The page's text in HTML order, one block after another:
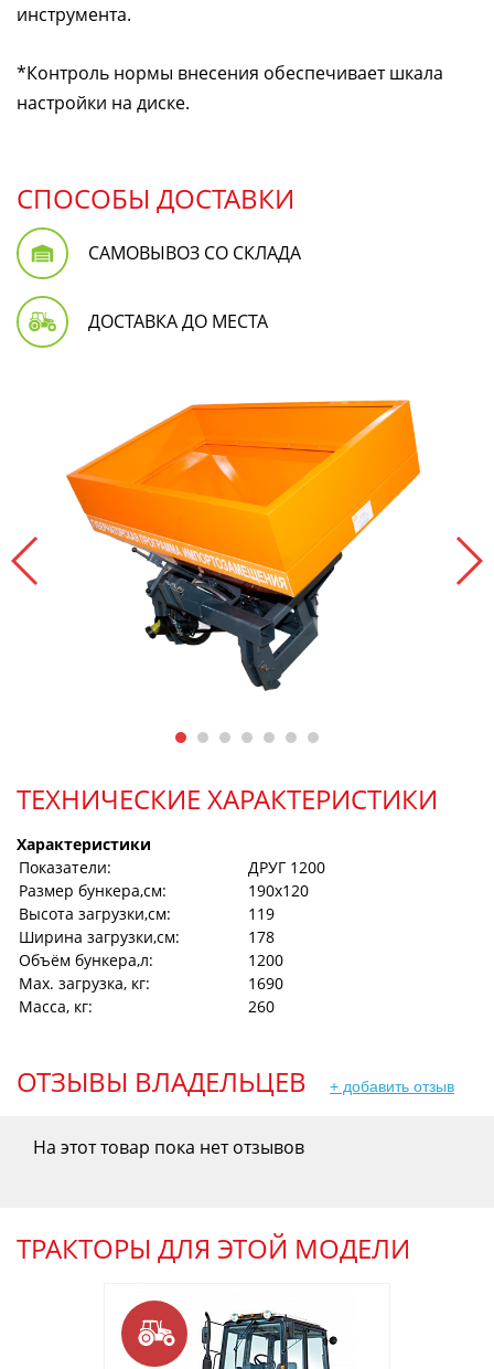
инструмента.
*Контроль нормы внесения обеспечивает шкала
настройки на диске.
СПОСОБЫ ДОСТАВКИ
САМОВЫВОЗ СО СКЛАДА
ДОСТАВКА ДО МЕСТА
ТЕХНИЧЕСКИЕ ХАРАКТЕРИСТИКИ
Характеристики
Показатели:
ДРУГ 1200
Размер бункера,см:
190х120
Высота загрузки,см:
119
Ширина загрузки,см:
178
Объём бункера,л:
1200
Max. загрузка, кг:
1690
Масса, кг:
260
ОТЗЫВЫ ВЛАДЕЛЬЦЕВ + добавить отзыв
На этот товар пока нет отзывов
ТРАКТОРЫ ДЛЯ ЭТОЙ МОДЕЛИ